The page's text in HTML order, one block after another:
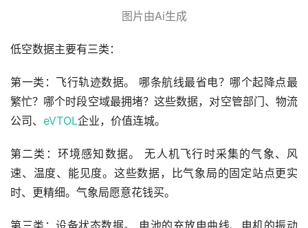
图片由Ai生成
低空数据主要有三类：
第一类：飞行轨迹数据。 哪条航线最省电？哪个起降点最
繁忙？哪个时段空域最拥堵？这些数据，对空管部门、物流
公司、 eVTOL企业，价值连城。
第二类：环境感知数据。 无人机飞行时采集的气象、风
速、温度、能见度。这些数据，比气象局的固定站点更实
时、更精细。气象局愿意花钱买。
第三类：设备状态数据。 电池的充放电曲线、电机的振动